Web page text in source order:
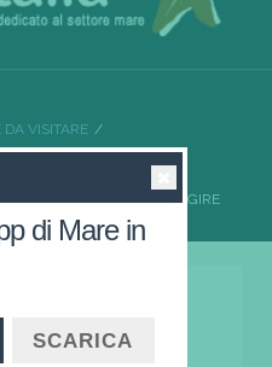
VISITARE
DA NON FARSI SFUGGIRE
di Mare in
SCARICA